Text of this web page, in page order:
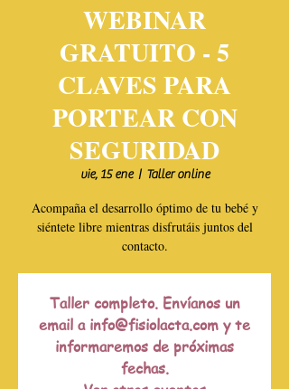
WEBINAR
GRATUITO - 5
CLAVES PARA
PORTEAR CON
SEGURIDAD
vie, 15 ene
  |
Taller online
Acompaña el desarrollo óptimo de tu bebé y
siéntete libre mientras disfrutáis juntos del
contacto.
Taller completo. Envíanos un
email a info@fisiolacta.com y te
informaremos de próximas
fechas.